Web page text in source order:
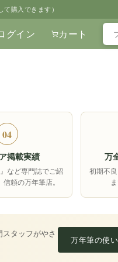
て購入できます）
グイン カート
04
掲載実績
など専門誌でご紹
頼の万年筆店。
万
初期不
タッフがやさ
万年筆の使